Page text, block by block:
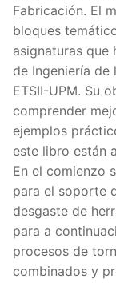
Fabricación. El
bloques
asignaturas que
de Ingeniería de
ETSII-UPM. Su
comprender
ejemplos
este libro están
En el comienzo
para el soporte
desgaste de
para a
procesos de
combinados y